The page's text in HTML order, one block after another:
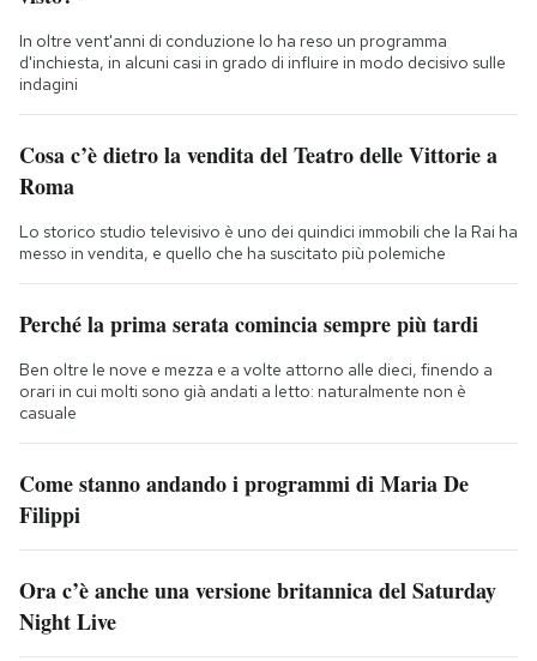
In oltre vent'anni di conduzione lo ha reso un programma
d'inchiesta, in alcuni casi in grado di influire in modo decisivo sulle
indagini
Cosa c’è dietro la vendita del Teatro delle Vittorie a
Roma
Lo storico studio televisivo è uno dei quindici immobili che la Rai ha
messo in vendita, e quello che ha suscitato più polemiche
Perché la prima serata comincia sempre più tardi
Ben oltre le nove e mezza e a volte attorno alle dieci, finendo a
orari in cui molti sono già andati a letto: naturalmente non è
casuale
Come stanno andando i programmi di Maria De
Filippi
Ora c’è anche una versione britannica del Saturday
Night Live